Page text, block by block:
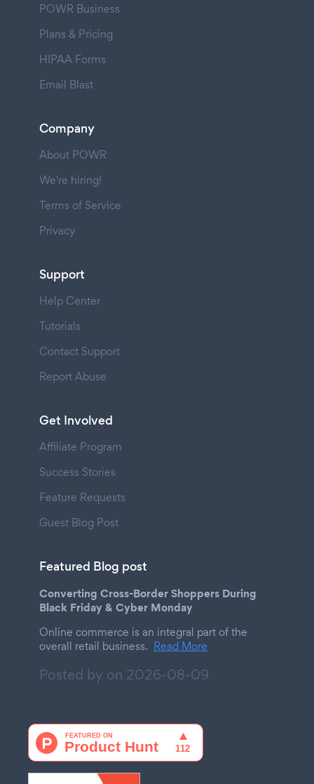
POWR Business
Plans & Pricing
HIPAA Forms
Email Blast
Company
About POWR
We're hiring!
Terms of Service
Privacy
Support
Help Center
Tutorials
Contact Support
Report Abuse
Get Involved
Affiliate Program
Success Stories
Feature Requests
Guest Blog Post
Featured Blog post
Converting Cross-Border Shoppers During
Black Friday & Cyber Monday
Online commerce is an integral part of the
overall retail business. Read More
Posted by on 2026-08-09